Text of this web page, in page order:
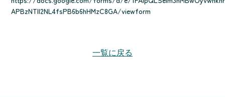
APBzNTll2NL4fsPB6b6hHMzC8GA/viewform
一覧に戻る